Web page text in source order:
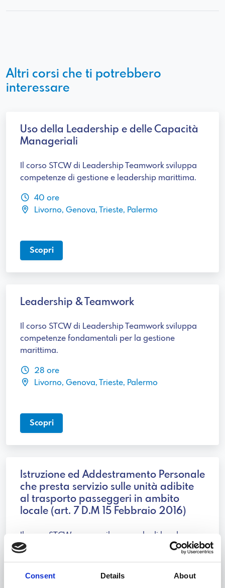
Consent Details About
Altri corsi che ti potrebbero
interessare
Uso della Leadership e delle Capacità
Manageriali
Il corso STCW di Leadership Teamwork sviluppa
competenze di gestione e leadership marittima.
40 ore
Livorno, Genova, Trieste, Palermo
Scopri
Leadership & Teamwork
Il corso STCW di Leadership Teamwork sviluppa
competenze fondamentali per la gestione
marittima.
28 ore
Livorno, Genova, Trieste, Palermo
Scopri
Istruzione ed Addestramento Personale
che presta servizio sulle unità adibite
al trasporto passeggeri in ambito
locale (art. 7 D.M 15 Febbraio 2016)
Il corso STCW prepara il personale di bordo per
garantire sicurezza e benessere dei passeggeri.
Livorno, Genova, Trieste, Palermo